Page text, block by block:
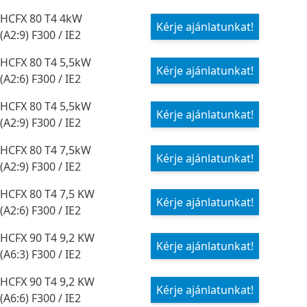
HCFX 80 T4 4kW
(A2:9) F300 / IE2
Kérje ajánlatunkat!
HCFX 80 T4 5,5kW
(A2:6) F300 / IE2
Kérje ajánlatunkat!
HCFX 80 T4 5,5kW
(A2:9) F300 / IE2
Kérje ajánlatunkat!
HCFX 80 T4 7,5kW
(A2:9) F300 / IE2
Kérje ajánlatunkat!
HCFX 80 T4 7,5 KW
(A2:6) F300 / IE2
Kérje ajánlatunkat!
HCFX 90 T4 9,2 KW
(A6:3) F300 / IE2
Kérje ajánlatunkat!
HCFX 90 T4 9,2 KW
(A6:6) F300 / IE2
Kérje ajánlatunkat!